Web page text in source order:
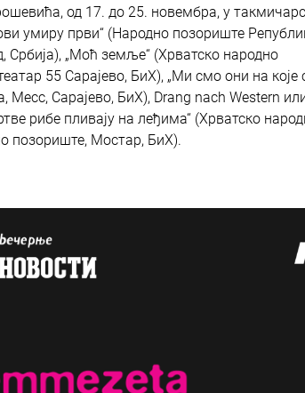
од 17. до 25. новембра, у
умиру први“ (Народно позориште
„Моћ земље“ (Хрватско народно
55 Сарајево, БиХ), „Ми смо они на које
Сарајево, БиХ), Drang nach Western
рибе пливају на леђима“ (Хрватско
позориште, Мостар, БиХ).